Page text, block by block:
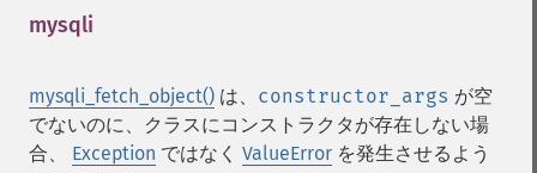
mysqli
mysqli_fetch_object() は、 constructor_args が空
でないのに、クラスにコンストラクタが存在しない場
合、 Exception ではなく ValueError を発生させるよう